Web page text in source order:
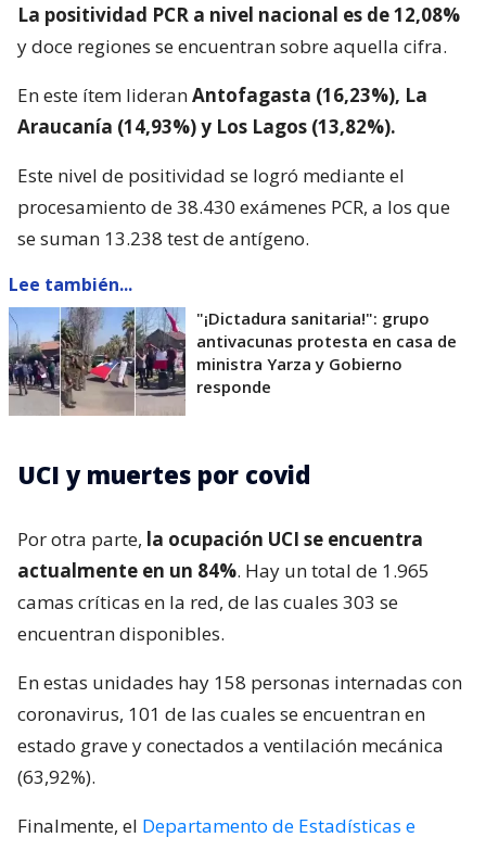
La positividad PCR a nivel nacional es de 12,08%
y doce regiones se encuentran sobre aquella cifra.
En este ítem lideranAntofagasta (16,23%), La
Araucanía (14,93%) y Los Lagos (13,82%).
Este nivel de positividad se logró mediante el
procesamiento de 38.430 exámenes PCR, a los que
se suman 13.238 test de antígeno.
Lee también...
"¡Dictadura sanitaria!": grupo
antivacunas protesta en casa de
ministra Yarza y Gobierno
responde
UCI y muertes por covid
Por otra parte, la ocupación UCI se encuentra
actualmente en un 84%. Hay un total de 1.965
camas críticas en la red, de las cuales 303 se
encuentran disponibles.
En estas unidades hay 158 personas internadas con
coronavirus, 101 de las cuales se encuentran en
estado grave y conectados a ventilación mecánica
(63,92%).
Finalmente, el Departamento de Estadísticas e